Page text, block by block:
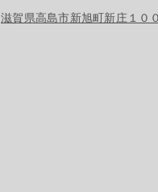
滋賀県高島市新旭町新庄１０